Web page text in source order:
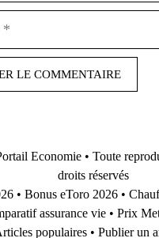
Economie• Toute
droits réservés
• Bonus eToro 2026 •
assurance vie• Prix
populaires• Publier un